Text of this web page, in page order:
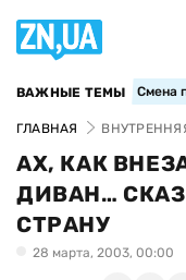
ВАЖНЫЕ ТЕМЫ Смена
ГЛАВНАЯ
АХ, КАК
ДИВАН…
СТРАНУ
28 марта, 2003, 00:00